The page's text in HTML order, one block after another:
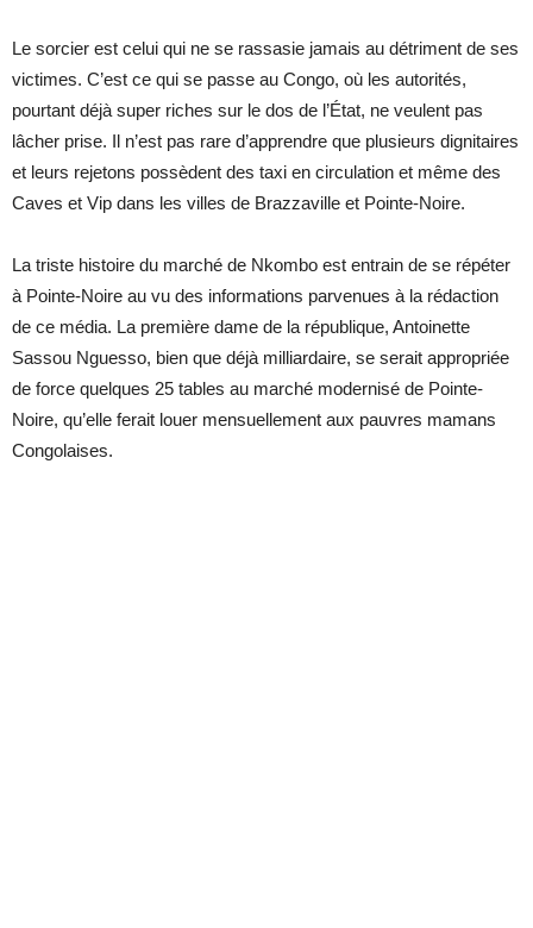
Le sorcier est celui qui ne se rassasie jamais au détriment de ses
victimes. C’est ce qui se passe au Congo, où les autorités,
pourtant déjà super riches sur le dos de l’État, ne veulent pas
lâcher prise. Il n’est pas rare d’apprendre que plusieurs dignitaires
et leurs rejetons possèdent des taxi en circulation et même des
Caves et Vip dans les villes de Brazzaville et Pointe-Noire.
La triste histoire du marché de Nkombo est entrain de se répéter
à Pointe-Noire au vu des informations parvenues à la rédaction
de ce média. La première dame de la république, Antoinette
Sassou Nguesso, bien que déjà milliardaire, se serait appropriée
de force quelques 25 tables au marché modernisé de Pointe-
Noire, qu’elle ferait louer mensuellement aux pauvres mamans
Congolaises.